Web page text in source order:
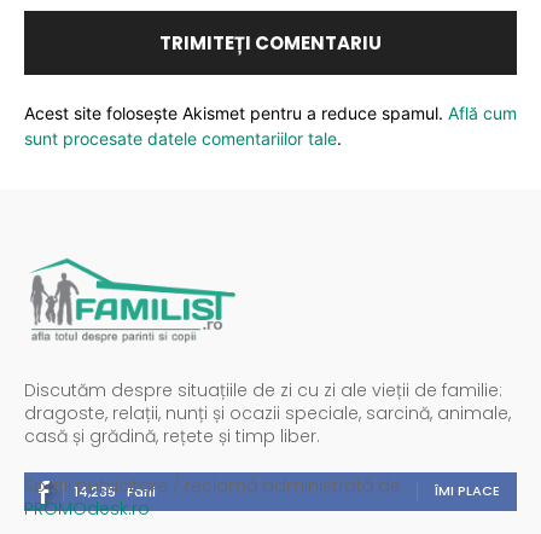
Acest site folosește Akismet pentru a reduce spamul. Află cum
sunt procesate datele comentariilor tale.
Discutăm despre situațiile de zi cu zi ale vieții de familie:
dragoste, relații, nunți și ocazii speciale, sarcină, animale,
casă și grădină, rețete și timp liber.
14,235 Fani ÎMI PLACE
Spații publicitare / reclamă administrată de
PROMOdesk.ro